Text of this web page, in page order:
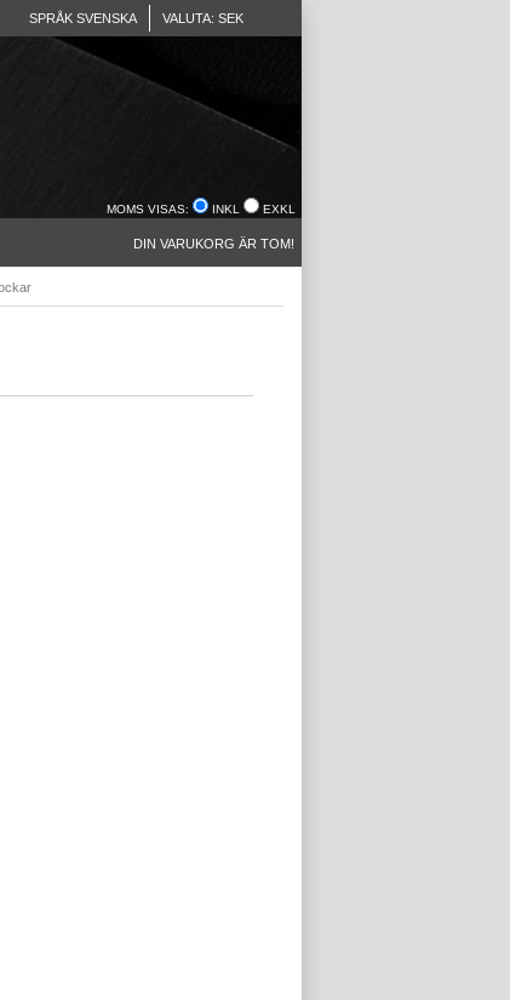
SPRÅK SVENSKA VALUTA: SEK
MOMS VISAS: INKL EXKL
DIN VARUKORG ÄR TOM!